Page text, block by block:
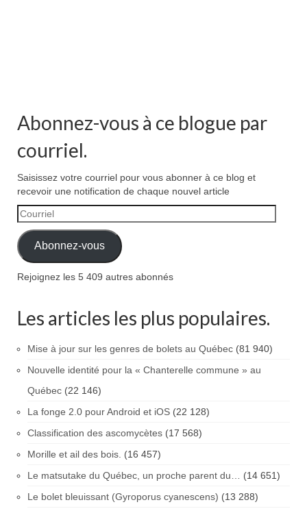
Abonnez-vous à ce blogue par
courriel.
Saisissez votre courriel pour vous abonner à ce blog et
recevoir une notification de chaque nouvel article
Courriel
Abonnez-vous
Rejoignez les 5 409 autres abonnés
Les articles les plus populaires.
Mise à jour sur les genres de bolets au Québec (81 940)
Nouvelle identité pour la « Chanterelle commune » au
Québec (22 146)
La fonge 2.0 pour Android et iOS (22 128)
Classification des ascomycètes (17 568)
Morille et ail des bois. (16 457)
Le matsutake du Québec, un proche parent du…
(14 651)
Le bolet bleuissant (Gyroporus cyanescens) (13 288)